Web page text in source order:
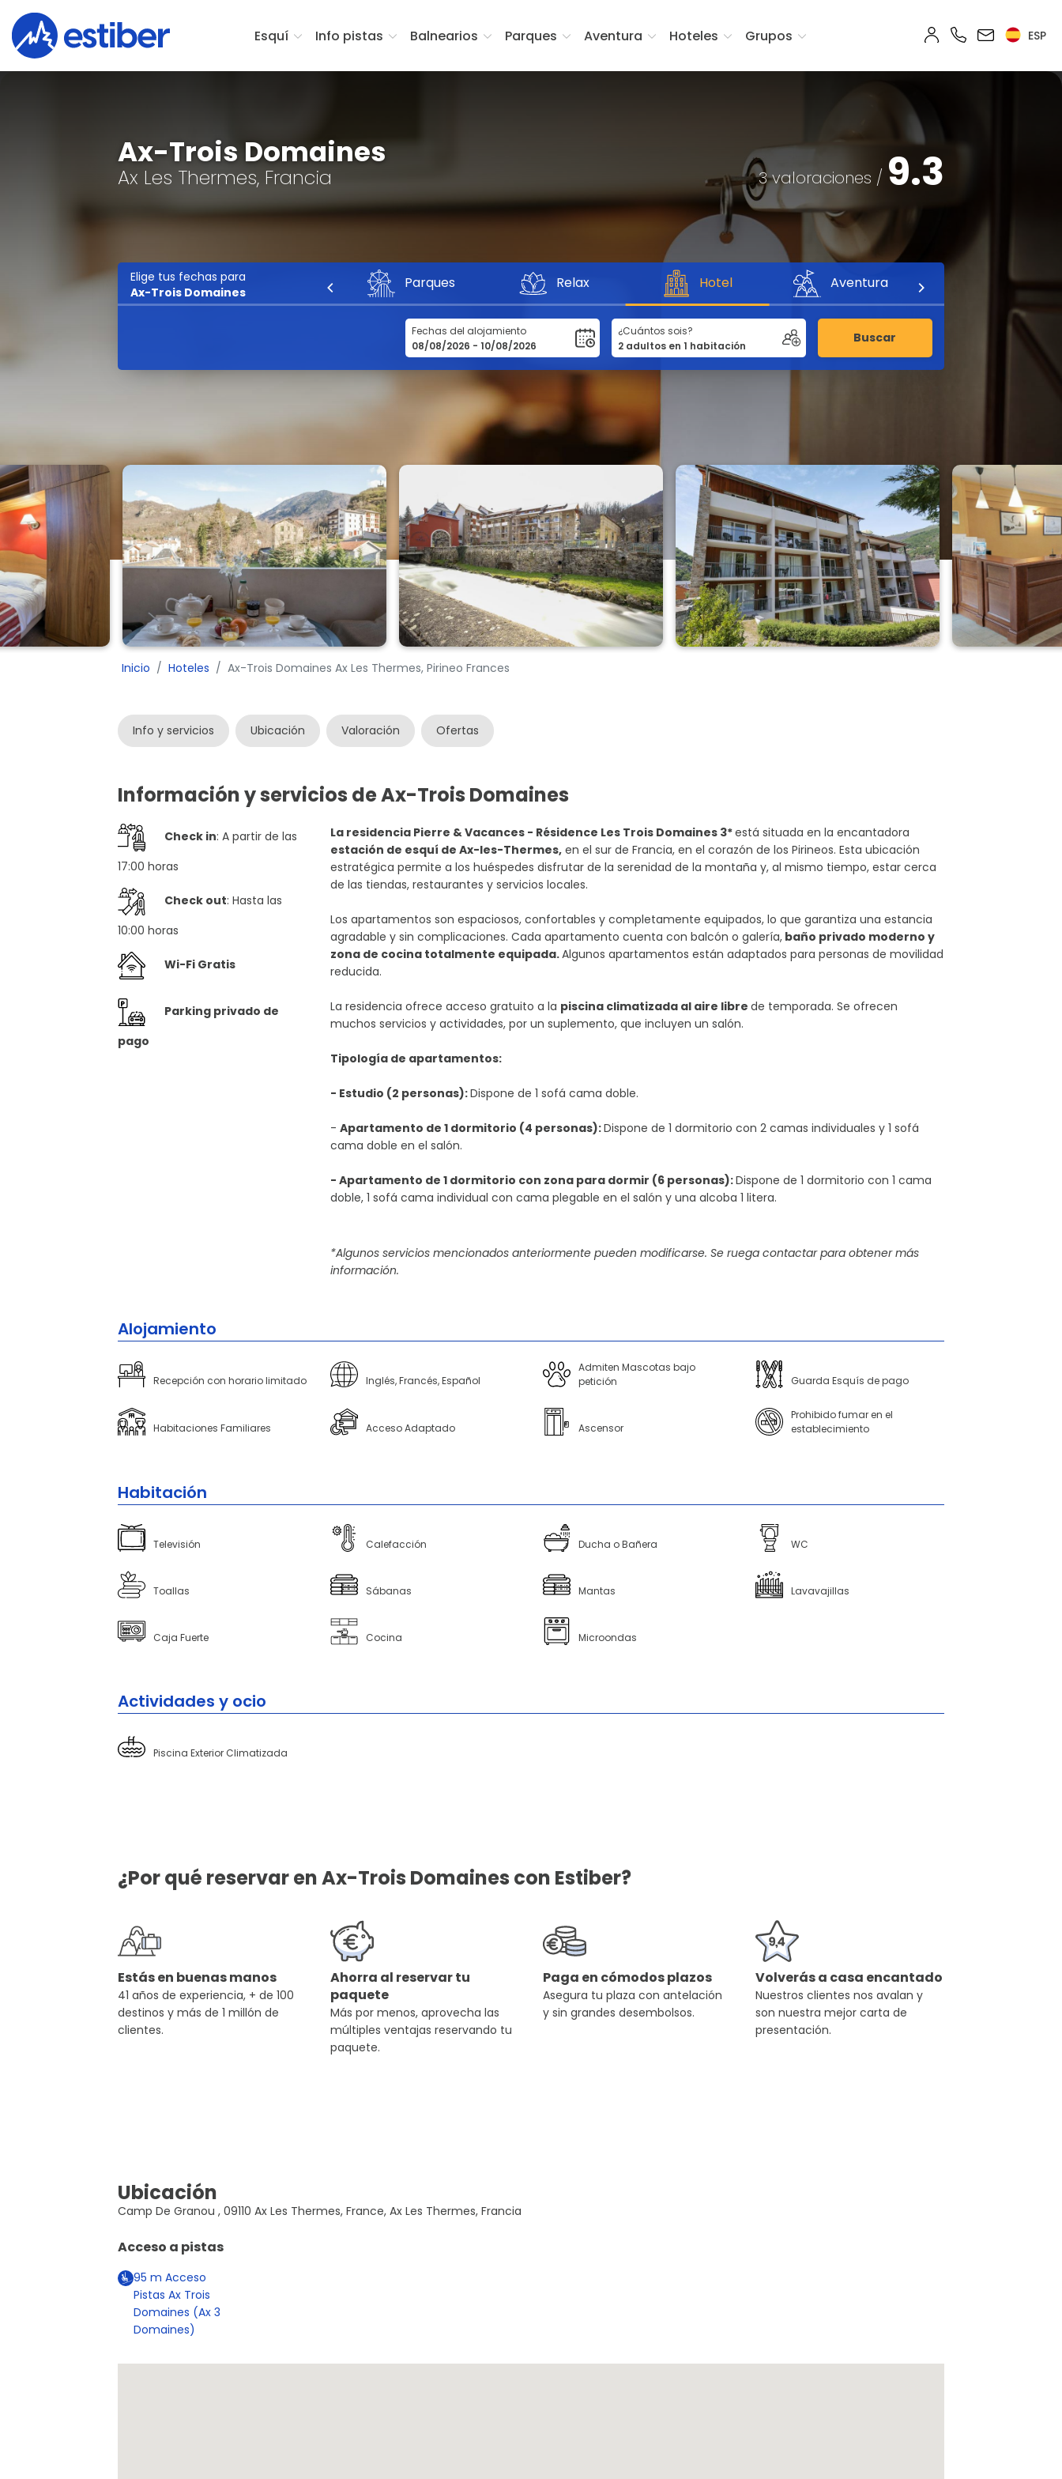
Esquí Info pistas Balnearios Parques Aventura Hoteles Grupos ESP
Ax-Trois Domaines
Ax Les Thermes, Francia 3 valoraciones / 9.3
Elige tus fechas para
Ax-Trois Domaines
Parques Relax Hotel Aventura
Fechas del alojamiento ¿Cuántos sois? Buscar
Inicio Hoteles Ax-Trois Domaines Ax Les Thermes, Pirineo Frances
Info y servicios Ubicación Valoración Ofertas
Información y servicios de Ax-Trois Domaines
Check in: A partir de las
17:00 horas
Check out: Hasta las
10:00 horas
Wi-Fi Gratis
Parking privado de
pago
La residencia Pierre & Vacances - Résidence Les Trois Domaines 3*está situada en la encantadora
estación de esquí de Ax-les-Thermes, en el sur de Francia, en el corazón de los Pirineos. Esta ubicación
estratégica permite a los huéspedes disfrutar de la serenidad de la montaña y, al mismo tiempo, estar cerca
de las tiendas, restaurantes y servicios locales.
Los apartamentos son espaciosos, confortables y completamente equipados, lo que garantiza una estancia
agradable y sin complicaciones. Cada apartamento cuenta con balcón o galería, baño privado moderno y
zona de cocina totalmente equipada.Algunos apartamentos están adaptados para personas de movilidad
reducida.
La residencia ofrece acceso gratuito a la piscina climatizada al aire librede temporada. Se ofrecen
muchos servicios y actividades, por un suplemento, que incluyen un salón.
Tipología de apartamentos:
- Estudio (2 personas):Dispone de 1 sofá cama doble.
-Apartamento de 1 dormitorio (4 personas):Dispone de 1 dormitorio con 2 camas individuales y 1 sofá
cama doble en el salón.
- Apartamento de 1 dormitorio con zona para dormir (6 personas):Dispone de 1 dormitorio con 1 cama
doble, 1 sofá cama individual con cama plegable en el salón y una alcoba 1 litera.
*Algunos servicios mencionados anteriormente pueden modificarse. Se ruega contactar para obtener más
información.
Alojamiento
Recepción con horario limitado Inglés, Francés, Español
Admiten Mascotas bajo
petición
Guarda Esquís de pago
Habitaciones Familiares Acceso Adaptado Ascensor
Prohibido fumar en el
establecimiento
Habitación
Televisión Calefacción Ducha o Bañera WC
Toallas Sábanas Mantas Lavavajillas
Caja Fuerte Cocina Microondas
Actividades y ocio
Piscina Exterior Climatizada
¿Por qué reservar en Ax-Trois Domaines con Estiber?
Estás en buenas manos
41 años de experiencia, + de 100
destinos y más de 1 millón de
clientes.
Ahorra al reservar tu
paquete
Más por menos, aprovecha las
múltiples ventajas reservando tu
paquete.
Paga en cómodos plazos
Asegura tu plaza con antelación
y sin grandes desembolsos.
Volverás a casa encantado
Nuestros clientes nos avalan y
son nuestra mejor carta de
presentación.
Ubicación
Camp De Granou , 09110 Ax Les Thermes, France, Ax Les Thermes, Francia
Acceso a pistas
95m Acceso
Pistas Ax Trois
Domaines (Ax 3
Domaines)